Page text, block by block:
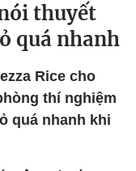
thuyết
quá nhanh
Rice cho
thí nghiệm
quá nhanh khi